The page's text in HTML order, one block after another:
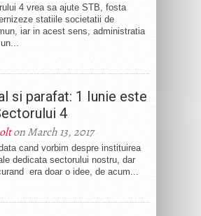
4 vrea sa ajute STB, fosta
statiile societatii de
iar in acest sens, administratia
si parafat: 1 Iunie este
4
on March 13, 2017
cand vorbim despre instituirea
dedicata sectorului nostru, dar
era doar o idee, de acum...